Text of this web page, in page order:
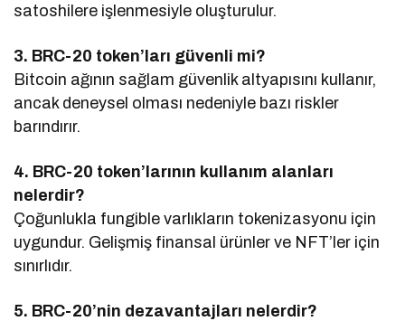
satoshilere işlenmesiyle oluşturulur.
3. BRC-20 token’ları güvenli mi?
Bitcoin ağının sağlam güvenlik altyapısını kullanır,
ancak deneysel olması nedeniyle bazı riskler
barındırır.
4. BRC-20 token’larının kullanım alanları
nelerdir?
Çoğunlukla fungible varlıkların tokenizasyonu için
uygundur. Gelişmiş finansal ürünler ve NFT’ler için
sınırlıdır.
5. BRC-20’nin dezavantajları nelerdir?